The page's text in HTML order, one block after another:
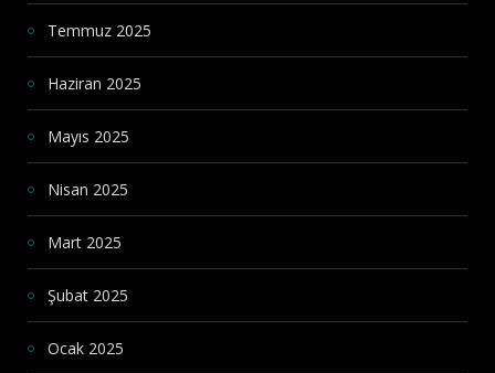
Temmuz 2025
Haziran 2025
Mayıs 2025
Nisan 2025
Mart 2025
Şubat 2025
Ocak 2025